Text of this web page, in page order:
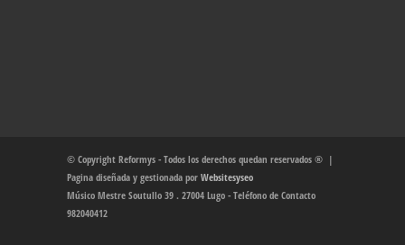
© Copyright Reformys - Todos los derechos quedan reservados ® |
Pagina diseñada y gestionada por Websitesyseo
Músico Mestre Soutullo 39 . 27004 Lugo - Teléfono de Contacto
982040412